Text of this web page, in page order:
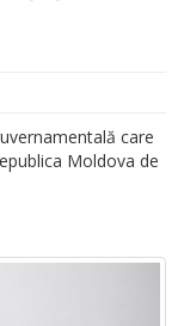
care
Moldova de